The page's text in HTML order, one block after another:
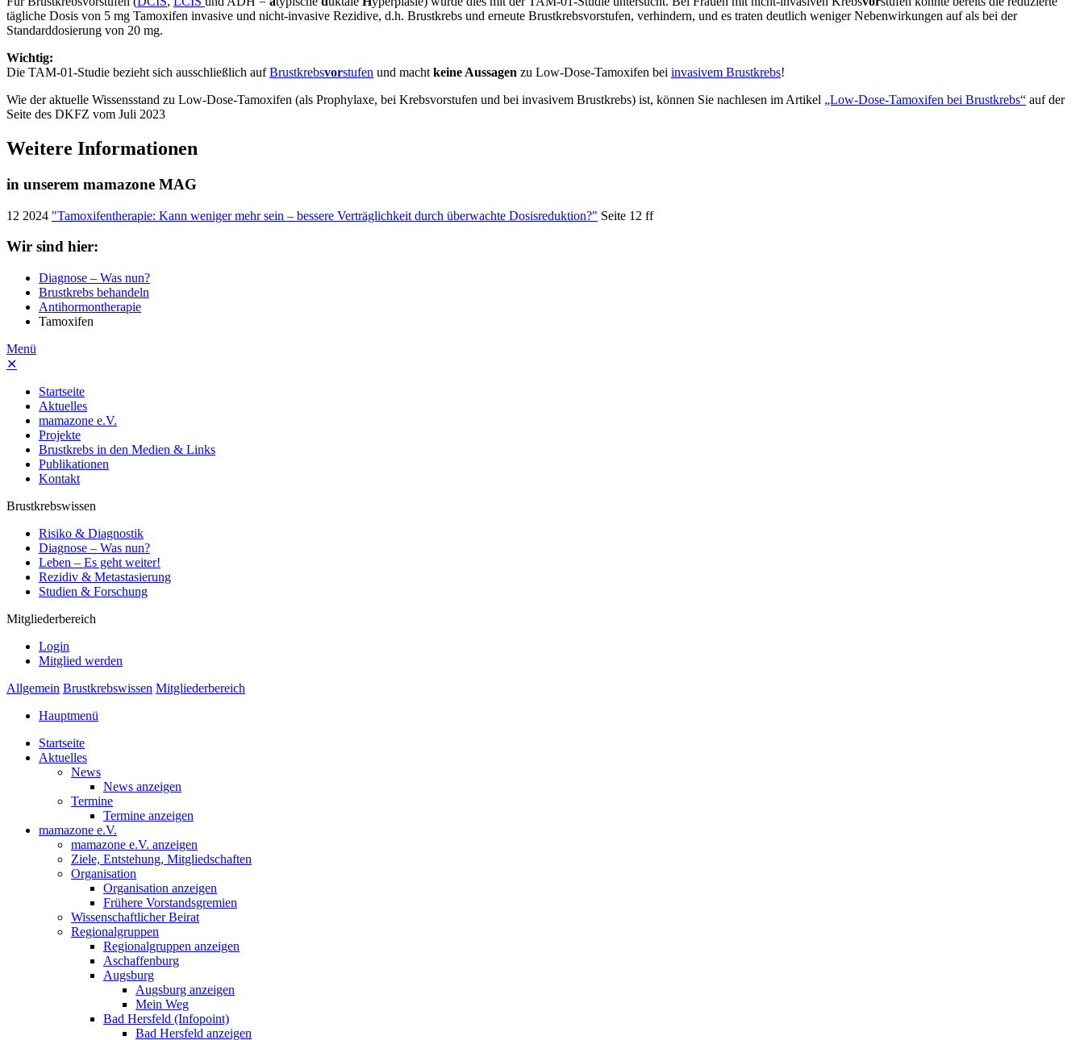
tägliche Dosis von 5 mg Tamoxifen invasive und nicht-invasive Rezidive, d.h. Brustkrebs und erneute Brustkrebsvorstufen, verhindern, und es traten deutlich weniger Nebenwirkungen auf als bei der
Standarddosierung von 20 mg.
Wichtig:
Die TAM-01-Studie bezieht sich ausschließlich aufBrustkrebsvorstufen und macht keine Aussagen zu Low-Dose-Tamoxifen bei invasivem Brustkrebs!
Wie der aktuelle Wissensstand zu Low-Dose-Tamoxifen (als Prophylaxe, bei Krebsvorstufen und bei invasivem Brustkrebs) ist, können Sie nachlesen im Artikel „Low-Dose-Tamoxifen bei Brustkrebs“ auf der
Seite des DKFZ vom Juli 2023
Weitere Informationen
in unserem mamazone MAG
12 2024 "Tamoxifentherapie: Kann weniger mehr sein – bessere Verträglichkeit durch überwachte Dosisreduktion?" Seite 12 ff
Wir sind hier:
Diagnose – Was nun?
Brustkrebs behandeln
Antihormontherapie
Tamoxifen
Menü
✕
Startseite
Aktuelles
mamazone e.V.
Projekte
Brustkrebs in den Medien & Links
Publikationen
Kontakt
Brustkrebswissen
Risiko & Diagnostik
Diagnose – Was nun?
Leben – Es geht weiter!
Rezidiv & Metastasierung
Studien & Forschung
Mitgliederbereich
Login
Mitglied werden
Allgemein Brustkrebswissen Mitgliederbereich
Hauptmenü
Startseite
Aktuelles
News
News anzeigen
Termine
Termine anzeigen
mamazone e.V.
mamazone e.V. anzeigen
Ziele, Entstehung, Mitgliedschaften
Organisation
Organisation anzeigen
Frühere Vorstandsgremien
Wissenschaftlicher Beirat
Regionalgruppen
Regionalgruppen anzeigen
Aschaffenburg
Augsburg
Augsburg anzeigen
Mein Weg
Bad Hersfeld (Infopoint)
Bad Hersfeld anzeigen